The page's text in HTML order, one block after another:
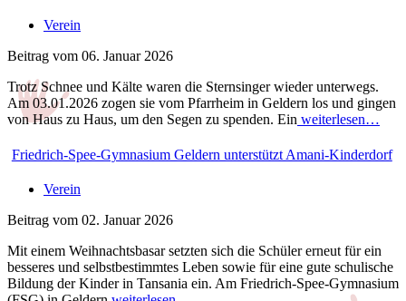
Verein
Beitrag vom 06. Januar 2026
Trotz Schnee und Kälte waren die Sternsinger wieder unterwegs.
Am 03.01.2026 zogen sie vom Pfarrheim in Geldern los und gingen
von Haus zu Haus, um den Segen zu spenden. Ein weiterlesen…
Friedrich-Spee-Gymnasium Geldern unterstützt Amani-Kinderdorf
Verein
Beitrag vom 02. Januar 2026
Mit einem Weihnachtsbasar setzten sich die Schüler erneut für ein
besseres und selbstbestimmtes Leben sowie für eine gute schulische
Bildung der Kinder in Tansania ein. Am Friedrich-Spee-Gymnasium